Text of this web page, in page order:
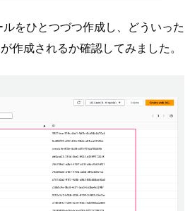
をひとつづつ作成し、どういった
作成されるか確認してみました。